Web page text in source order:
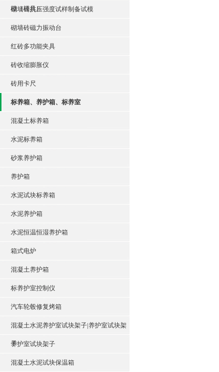
模（模具）
砌墙砖抗压强度试样制备试模
砌墙砖磁力振动台
红砖多功能夹具
砖收缩膨胀仪
砖用卡尺
标养箱、养护箱、标养室
混凝土标养箱
水泥标养箱
砂浆养护箱
养护箱
水泥试块标养箱
水泥养护箱
水泥恒温恒湿养护箱
箱式电炉
混凝土养护箱
标养护室控制仪
汽车轮毂修复烤箱
混凝土水泥养护室试块架子|养护室试块架
子
养护室试块架子
混凝土水泥试块保温箱